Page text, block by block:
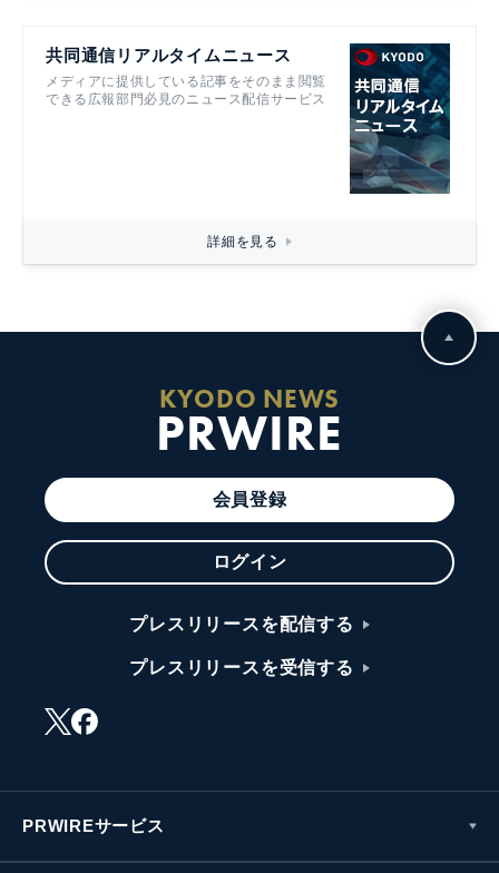
共同通信リアルタイムニュース
メディアに提供している記事をそのまま閲覧
できる広報部門必見のニュース配信サービス
詳細を見る
KYODO NEWS
PRWIRE
会員登録
ログイン
プレスリリースを配信する
プレスリリースを受信する
PRWIREサービス